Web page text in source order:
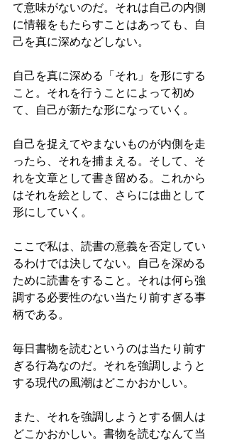
て意味がないのだ。それは自己の内側
に情報をもたらすことはあっても、自
己を真に深めなどしない。
自己を真に深める「それ」を形にする
こと。それを行うことによって初め
て、自己が新たな形になっていく。
自己を捉えてやまないものが内側を走
ったら、それを捕まえる。そして、そ
れを文章として書き留める。これから
はそれを絵として、さらには曲として
形にしていく。
ここで私は、読書の意義を否定してい
るわけでは決してない。自己を深める
ために読書をすること。それは何ら強
調する必要性のない当たり前すぎる事
柄である。
毎日書物を読むというのは当たり前す
ぎる行為なのだ。それを強調しようと
する現代の風潮はどこかおかしい。
また、それを強調しようとする個人は
どこかおかしい。書物を読むなんて当